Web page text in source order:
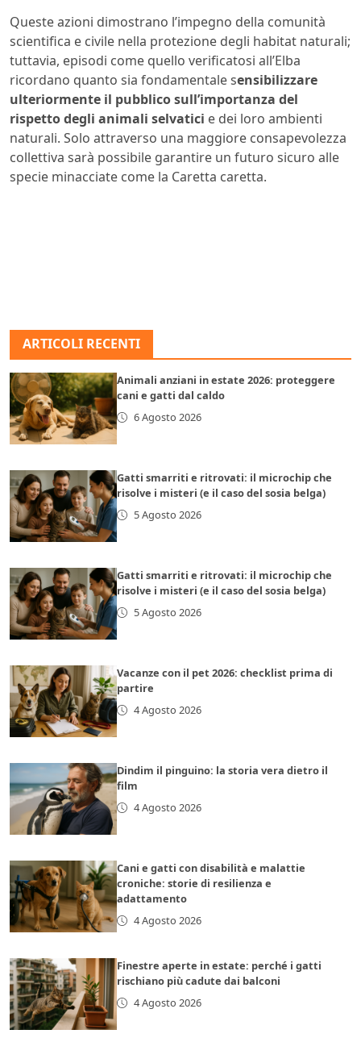
Queste azioni dimostrano l’impegno della comunità
scientifica e civile nella protezione degli habitat naturali;
tuttavia, episodi come quello verificatosi all’Elba
ricordano quanto sia fondamentale sensibilizzare
ulteriormente il pubblico sull’importanza del
rispetto degli animali selvatici e dei loro ambienti
naturali. Solo attraverso una maggiore consapevolezza
collettiva sarà possibile garantire un futuro sicuro alle
specie minacciate come la Caretta caretta.
ARTICOLI RECENTI
Animali anziani in estate 2026: proteggere
cani e gatti dal caldo
6 Agosto 2026
Gatti smarriti e ritrovati: il microchip che
risolve i misteri (e il caso del sosia belga)
5 Agosto 2026
Gatti smarriti e ritrovati: il microchip che
risolve i misteri (e il caso del sosia belga)
5 Agosto 2026
Vacanze con il pet 2026: checklist prima di
partire
4 Agosto 2026
Dindim il pinguino: la storia vera dietro il
film
4 Agosto 2026
Cani e gatti con disabilità e malattie
croniche: storie di resilienza e
adattamento
4 Agosto 2026
Finestre aperte in estate: perché i gatti
rischiano più cadute dai balconi
4 Agosto 2026